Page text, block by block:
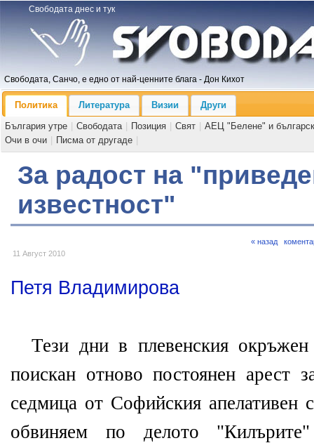
Свободата днес и тук
Свободата, Санчо, е едно от най-ценните блага - Дон Кихот
Политика Литература Визии
Други
България утре
Свободата Позиция Свят
АЕЦ "Белене" и
Очи в очи
Писма от другаде
За радост на
известност"
11 Август 2010
« назад
Петя Владимирова
Тези дни в плевенския
поискан отново постоянен арест
седмица от Софийския апелативен
обвиняем по делото